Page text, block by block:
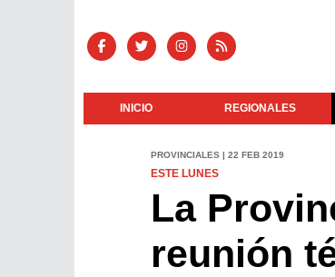
INICIO REGIONALES
PROVINCIALES | 22 FEB 2019
ESTE LUNES
La
reunión